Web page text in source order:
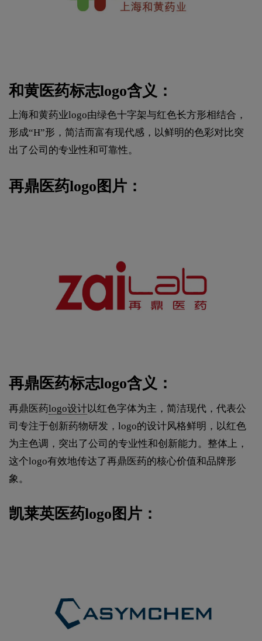
和黄医药标志logo含义：
上海和黄药业logo由绿色十字架与红色长方形相结合，
形成“H”形，简洁而富有现代感，以鲜明的色彩对比突
出了公司的专业性和可靠性。
再鼎医药logo图片：
再鼎医药标志logo含义：
再鼎医药logo设计以红色字体为主，简洁现代，代表公
司专注于创新药物研发，logo的设计风格鲜明，以红色
为主色调，突出了公司的专业性和创新能力。整体上，
这个logo有效地传达了再鼎医药的核心价值和品牌形
象。
凯莱英医药logo图片：